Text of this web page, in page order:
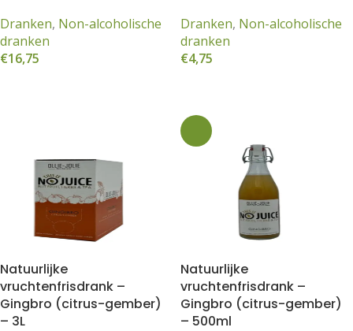
Gin
Dranken, Non-alcoholische
dranken
€16,75
Dranken, Non-alcoholische
dranken
€4,75
Natuurlijke
vruchtenfrisdrank –
Gingbro (citrus-gember)
– 3L
Natuurlijke
vruchtenfrisdrank –
Gingbro (citrus-gember)
– 500ml